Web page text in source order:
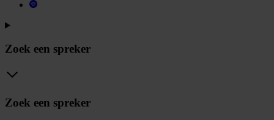
Zoek een spreker
Zoek een spreker